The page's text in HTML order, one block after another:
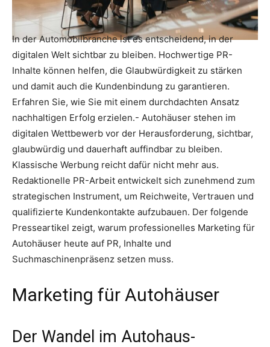
In der Automobilbranche ist es entscheidend, in der
digitalen Welt sichtbar zu bleiben. Hochwertige PR-
Inhalte können helfen, die Glaubwürdigkeit zu stärken
und damit auch die Kundenbindung zu garantieren.
Erfahren Sie, wie Sie mit einem durchdachten Ansatz
nachhaltigen Erfolg erzielen.- Autohäuser stehen im
digitalen Wettbewerb vor der Herausforderung, sichtbar,
glaubwürdig und dauerhaft auffindbar zu bleiben.
Klassische Werbung reicht dafür nicht mehr aus.
Redaktionelle PR-Arbeit entwickelt sich zunehmend zum
strategischen Instrument, um Reichweite, Vertrauen und
qualifizierte Kundenkontakte aufzubauen. Der folgende
Presseartikel zeigt, warum professionelles Marketing für
Autohäuser heute auf PR, Inhalte und
Suchmaschinenpräsenz setzen muss.
Marketing für Autohäuser
Der Wandel im Autohaus-